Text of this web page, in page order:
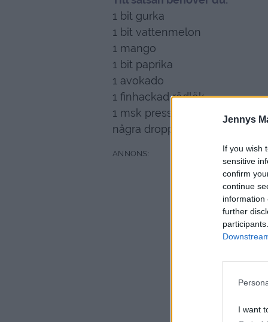
Jennys
If you wish
sensitive
confirm
continue
information
further
I want
1 bit gurka
1 bit vattenmelon
1 mango
1 bit paprika
1 avokado
1 finhackad rödlök
1 msk pressad citronsaft
några droppar tabasco